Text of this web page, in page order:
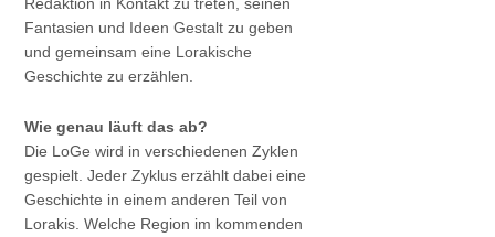
Fantasien und Ideen Gestalt zu geben
und gemeinsam eine Lorakische
Geschichte zu erzählen.
Wie genau läuft das ab?
Die LoGe wird in verschiedenen Zyklen
gespielt. Jeder Zyklus erzählt dabei eine
Geschichte in einem anderen Teil von
Lorakis. Welche Region im kommenden